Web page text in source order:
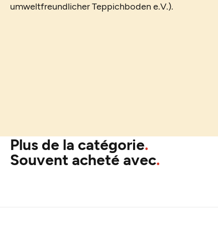
umweltfreundlicher Teppichboden e.V.).
Plus de la catégorie
Souvent acheté avec